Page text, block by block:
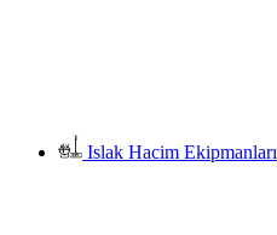
Islak Hacim Ekipmanları